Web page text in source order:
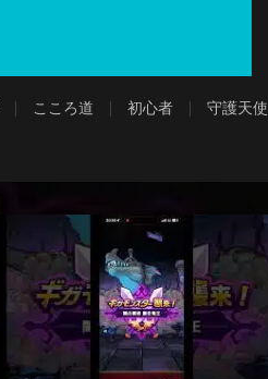
こころ道 初心者 守護天使